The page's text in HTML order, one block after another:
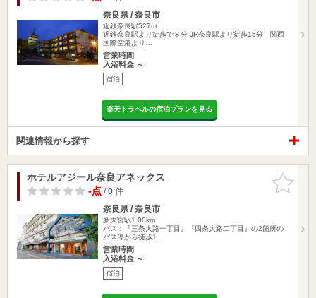
奈良県 / 奈良市
近鉄奈良駅527m
近鉄奈良駅より徒歩で８分 JR奈良駅より徒歩15分 関西
国際空港より…
営業時間
入浴料金 ～
宿泊
楽天トラベルの宿泊プランを見る
関連情報から探す
お気に入
りに追加
ホテルアジール奈良アネックス
-点/ 0 件
奈良県 / 奈良市
新大宮駅1.00km
バス：『三条大路一丁目』『四条大路二丁目』の2箇所の
バス停から徒歩1…
営業時間
入浴料金 ～
宿泊